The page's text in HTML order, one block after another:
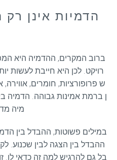
הדמיות אינן
ברוב המקרים, ההדמיה היא
רויקט. לכן היא חייבת לעשות
ש פרופורציות, חומרים, אווירה,
ן ברמת אמינות גבוהה. הדמיה
מיה
ההבדל בין הצגה לבין שכנוע.